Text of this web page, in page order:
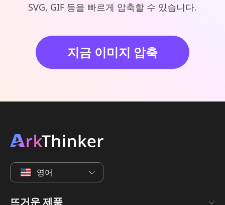
SVG, GIF 등을 빠르게 압축할 수 있습니다.
지금 이미지 압축
영어
뜨거운 제품